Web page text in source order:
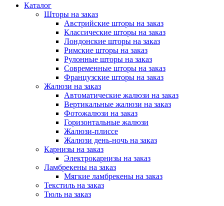
Каталог
Шторы на заказ
Австрийские шторы на заказ
Классические шторы на заказ
Лондонские шторы на заказ
Римские шторы на заказ
Рулонные шторы на заказ
Современные шторы на заказ
Французские шторы на заказ
Жалюзи на заказ
Автоматические жалюзи на заказ
Вертикальные жалюзи на заказ
Фотожалюзи на заказ
Горизонтальные жалюзи
Жалюзи-плиссе
Жалюзи день-ночь на заказ
Карнизы на заказ
Электрокарнизы на заказ
Ламбрекены на заказ
Мягкие ламбрекены на заказ
Текстиль на заказ
Тюль на заказ